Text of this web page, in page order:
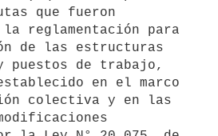
que fueron
reglamentación para
de las estructuras
puestos de trabajo,
en el marco
colectiva y en las